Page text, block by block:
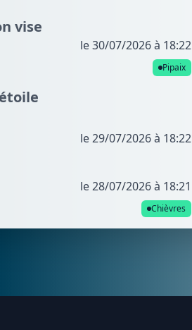
vise
le 30/07/2026 à 18:22
Pipaix
le 29/07/2026 à 18:22
le 28/07/2026 à 18:21
Chièvres